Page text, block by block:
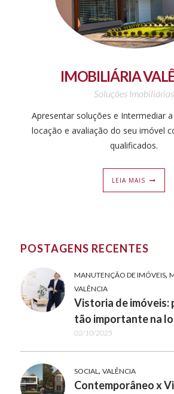
IMOBILIÁRIA
Soluções Imobiliárias
Apresentar soluções e Intermediar
locação e avaliação do seu imóvel
qualificados.
LEIA MAIS
POSTAGENS RECENTES
MANUTENÇÃO DE IMÓVEIS,
VALÊNCIA
Vistoria de imóveis:
tão importante na
02/10/2025
SOCIAL, VALÊNCIA
Contemporâneo x